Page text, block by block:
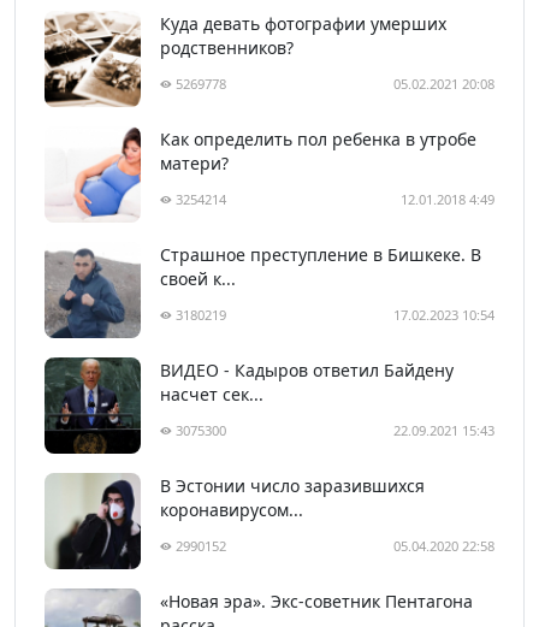
Куда девать фотографии умерших
родственников?
5269778 05.02.2021 20:08
Как определить пол ребенка в утробе
матери?
3254214 12.01.2018 4:49
Страшное преступление в Бишкеке. В
своей к...
3180219 17.02.2023 10:54
ВИДЕО - Кадыров ответил Байдену
насчет сек...
3075300 22.09.2021 15:43
В Эстонии число заразившихся
коронавирусом...
2990152 05.04.2020 22:58
«Новая эра». Экс-советник Пентагона